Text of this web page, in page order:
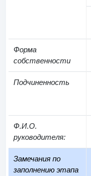
Форма
собственности
Подчиненность
Ф.И.О.
руководителя:
Замечания по
заполнению этапа